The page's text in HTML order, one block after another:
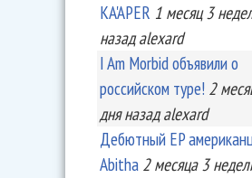
KA'APER 1 месяц 3
назад alexard
I Am Morbid объявили о
российском туре! 2
дняназад alexard
Дебютный EP
Abitha 2 месяца 3